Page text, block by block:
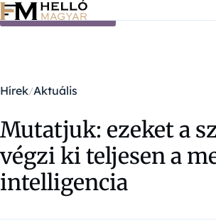
Ugrás a tartalomra
Hírek Aktuális
Mutatjuk: ezeket a
végzi ki teljesen a
intelligencia